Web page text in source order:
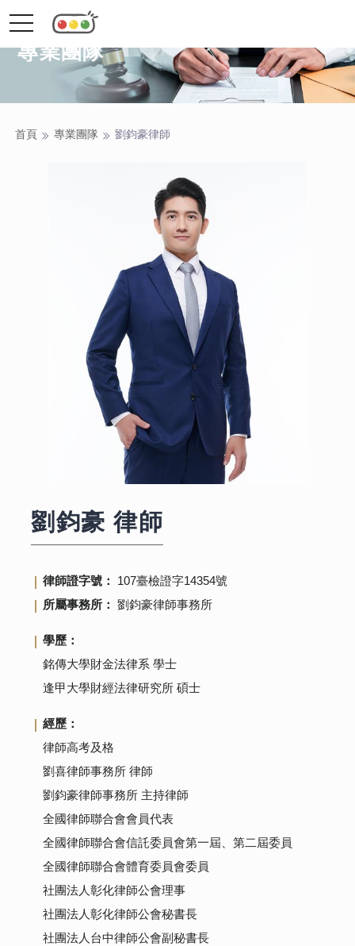
toggle
專業團隊
首頁 專業團隊 劉鈞豪律師
劉鈞豪 律師
律師證字號：
107臺檢證字14354號
所屬事務所：
劉鈞豪律師事務所
學歷：
銘傳大學財金法律系 學士
逢甲大學財經法律研究所 碩士
經歷：
律師高考及格
劉喜律師事務所 律師
劉鈞豪律師事務所 主持律師
全國律師聯合會會員代表
全國律師聯合會信託委員會第一屆、第二屆委員
全國律師聯合會體育委員會委員
社團法人彰化律師公會理事
社團法人彰化律師公會秘書長
社團法人台中律師公會副秘書長